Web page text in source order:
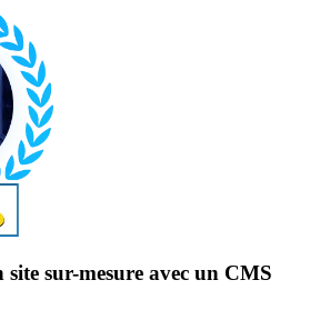
site sur-mesure avec un CMS